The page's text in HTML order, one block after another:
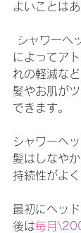
よいことは
によってア
れの軽減な
髪やお肌が
できます。
シャワーヘ
髪はしなや
持続性がよく
最初にヘッ
後は毎月